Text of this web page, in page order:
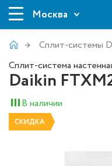
Москва
Сплит-системы
Сплит-система
Daikin
В наличии
СКИДКА